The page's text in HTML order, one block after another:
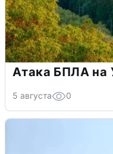
Атака БПЛА на
5 августа 0